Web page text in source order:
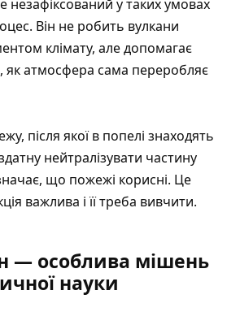
незафіксований у таких умовах
Він не робить вулкани
клімату, але допомагає
як атмосфера сама переробляє
після якої в попелі знаходять
нейтралізувати частину
що пожежі корисні. Це
важлива і її треба вивчити.
— особлива мішень
науки